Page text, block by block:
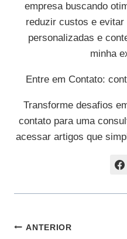
empresa buscando
reduzir custos e
personalizadas e
minha
Entre em Contato:
Transforme desafios
contato para uma
acessar artigos que
Navegação
ANTERIOR